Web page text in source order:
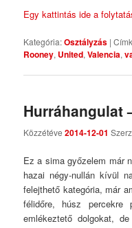
Egy kattintás ide a
Kategória:Osztályzás |
Rooney, United,Valencia,
Hurráhangulat
Közzétéve2014-12-01
Ez a sima győzelem már
hazai négy-nullán kívül
felejthető kategória, már
félidőre, húsz percekre
emlékeztető dolgokat,